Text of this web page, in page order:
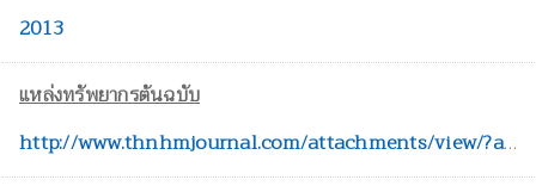
2013
แหล่งทรัพยากรต้นฉบับ
http://www.thnhmjournal.com/attachments/view/?attach_id=34770